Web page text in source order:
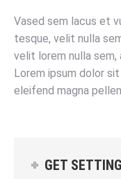
Vased sem lacus et
tesque, velit nulla
velit lorem nulla
Lorem ipsum dolor
eleifend magna
GET